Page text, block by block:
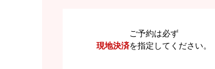
ご予約は必ず
現地決済を指定してください。